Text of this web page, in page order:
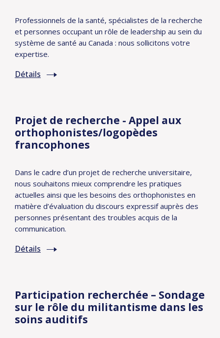
Professionnels de la santé, spécialistes de la recherche
et personnes occupant un rôle de leadership au sein du
système de santé au Canada : nous sollicitons votre
expertise.
Détails
Projet de recherche - Appel aux
orthophonistes/logopèdes
francophones
Dans le cadre d’un projet de recherche universitaire,
nous souhaitons mieux comprendre les pratiques
actuelles ainsi que les besoins des orthophonistes en
matière d’évaluation du discours expressif auprès des
personnes présentant des troubles acquis de la
communication.
Détails
Participation recherchée – Sondage
sur le rôle du militantisme dans les
soins auditifs